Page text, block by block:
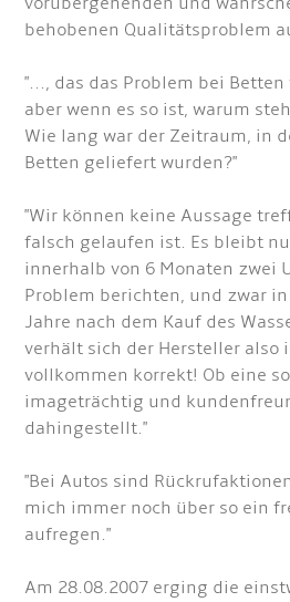
behobenen Qualitätsproblem
"..., das das Problem bei
aber wenn es so ist, warum
Wie lang war der Zeitraum, in
Betten geliefert wurden?"
"Wir können keine Aussage
falsch gelaufen ist. Es bleibt
innerhalb von 6 Monaten zwei
Problem berichten, und zwar
Jahre nach dem Kauf des
verhält sich der Hersteller also
vollkommen korrekt! Ob eine
imageträchtig und
dahingestellt."
"Bei Autos sind
mich immer noch über so ein
aufregen."
Am 28.08.2007 erging die